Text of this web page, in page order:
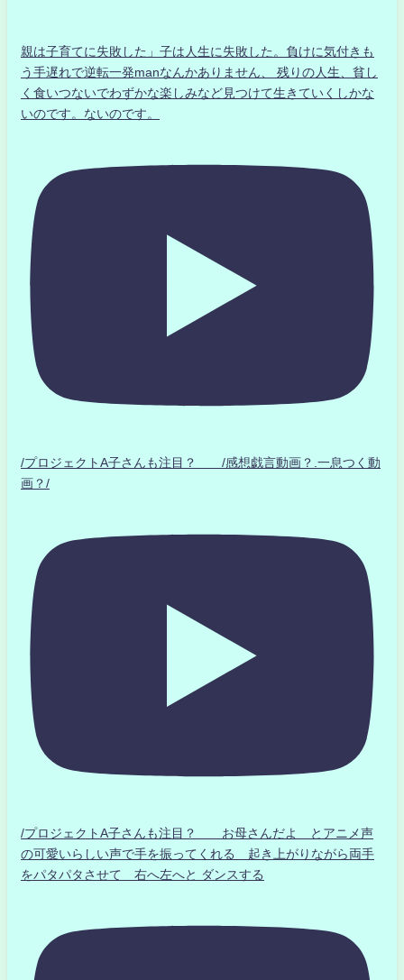
親は子育てに失敗した」子は人生に失敗した。負けに気付きも
う手遅れで逆転一発manなんかありません、 残りの人生、貧し
く食いつないでわずかな楽しみなど見つけて生きていくしかな
いのです。ないのです。
/プロジェクトA子さんも注目？ /感想戯言動画？.一息つく動
画？/
/プロジェクトA子さんも注目？ お母さんだよ とアニメ声
の可愛いらしい声で手を振ってくれる 起き上がりながら両手
をパタパタさせて 右へ左へと ダンスする